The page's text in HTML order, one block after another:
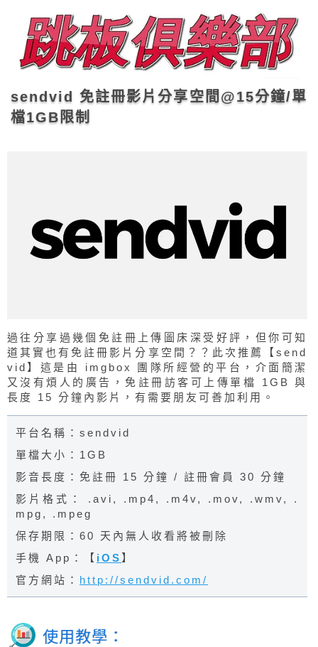
sendvid 免註冊影片分享空間@15分鐘/單
檔1GB限制
過往分享過幾個免註冊上傳圖床深受好評，但你可知
道其實也有免註冊影片分享空間？？此次推薦【send
vid】這是由 imgbox 團隊所經營的平台，介面簡潔
又沒有煩人的廣告，免註冊訪客可上傳單檔 1GB 與
長度 15 分鐘內影片，有需要朋友可善加利用。
平台名稱：sendvid
單檔大小：1GB
影音長度：免註冊 15 分鐘 / 註冊會員 30 分鐘
影片格式： .avi, .mp4, .m4v, .mov, .wmv, .
mpg, .mpeg
保存期限：60 天內無人收看將被刪除
手機 App：【 iOS 】
官方網站： http://sendvid.com/
使用教學：